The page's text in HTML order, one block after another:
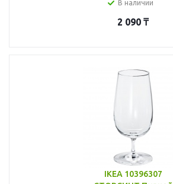
В наличии
2 090 ₸
IKEA 10396307